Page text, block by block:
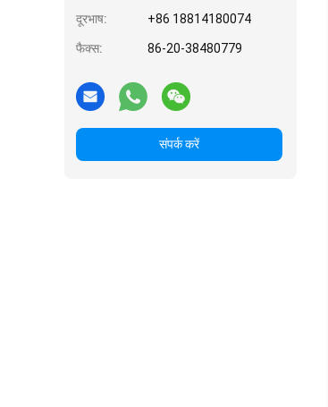
दूरभाष: +86 18814180074
फैक्स: 86-20-38480779
संपर्क करें